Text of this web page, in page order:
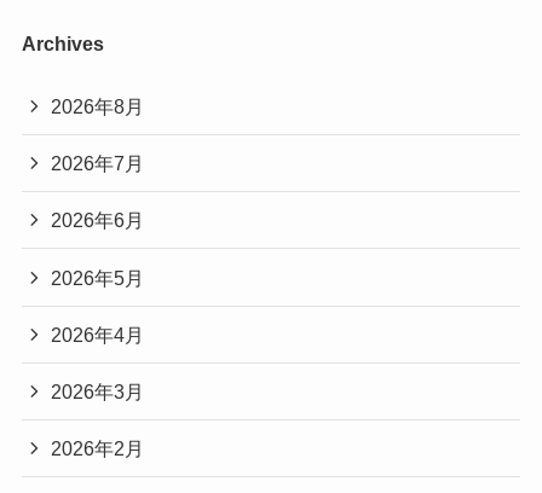
Archives
2026年8月
2026年7月
2026年6月
2026年5月
2026年4月
2026年3月
2026年2月